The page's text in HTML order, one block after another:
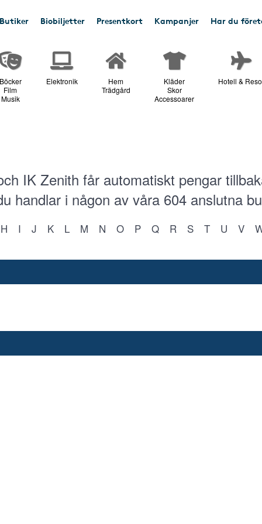
Butiker Biobiljetter Presentkort Kampanjer Har du
Film
Musik
Elektronik
Hem
Trädgård
Kläder
Skor
Accessoarer
Hotell &
IK Zenith får automatiskt pengar
handlar i någon av våra 604anslutna
H I J K L M N O P Q R S T U V